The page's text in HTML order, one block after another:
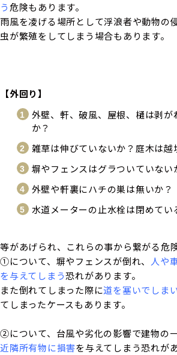
う危険もあります。
雨風を凌げる場所として浮浪者や動物の
虫が繁殖をしてしまう場合もあります。
【外回り】
外壁、軒、破風、屋根、樋は剥が
か？
雑草は伸びていないか？庭木は越
塀やフェンスはグラついていない
外壁や軒裏にハチの巣は無いか？
水道メーターの止水栓は閉めてい
等があげられ、これらの事から繋がる危
①について、塀やフェンスが倒れ、 人や
を与えてしまう恐れがあります。
また倒れてしまった際に道を塞いでしま
てしまったケースもあります。
②について、台風や劣化の影響で建物の
近隣所有物に損害を与えてしまう恐れが